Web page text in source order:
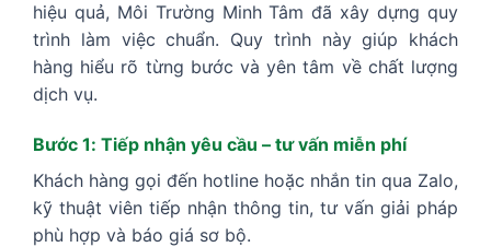
hiệu quả, Môi Trường Minh Tâm đã xây dựng quy
trình làm việc chuẩn. Quy trình này giúp khách
hàng hiểu rõ từng bước và yên tâm về chất lượng
dịch vụ.
Bước 1: Tiếp nhận yêu cầu – tư vấn miễn phí
Khách hàng gọi đến hotline hoặc nhắn tin qua Zalo,
kỹ thuật viên tiếp nhận thông tin, tư vấn giải pháp
phù hợp và báo giá sơ bộ.